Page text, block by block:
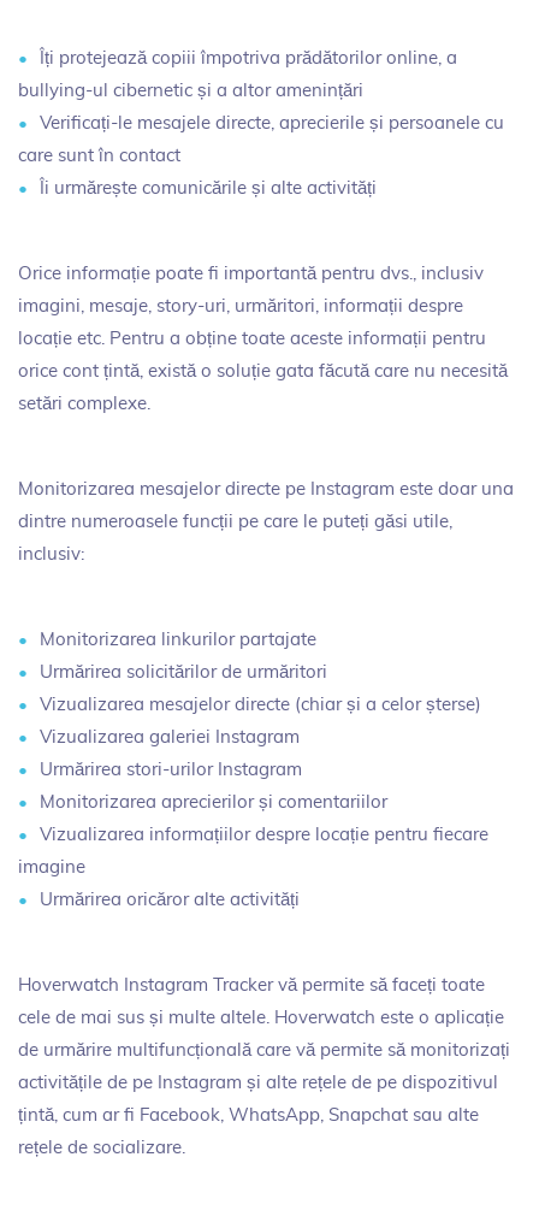
Îți protejează copiii împotriva prădătorilor online, a
bullying-ul cibernetic și a altor amenințări
Verificați-le mesajele directe, aprecierile și persoanele cu
care sunt în contact
Îi urmărește comunicările și alte activități
Orice informație poate fi importantă pentru dvs., inclusiv
imagini, mesaje, story-uri, urmăritori, informații despre
locație etc. Pentru a obține toate aceste informații pentru
orice cont țintă, există o soluție gata făcută care nu necesită
setări complexe.
Monitorizarea mesajelor directe pe Instagram este doar una
dintre numeroasele funcții pe care le puteți găsi utile,
inclusiv:
Monitorizarea linkurilor partajate
Urmărirea solicitărilor de urmăritori
Vizualizarea mesajelor directe (chiar și a celor șterse)
Vizualizarea galeriei Instagram
Urmărirea stori-urilor Instagram
Monitorizarea aprecierilor și comentariilor
Vizualizarea informațiilor despre locație pentru fiecare
imagine
Urmărirea oricăror alte activități
Hoverwatch Instagram Tracker vă permite să faceți toate
cele de mai sus și multe altele. Hoverwatch este o aplicație
de urmărire multifuncțională care vă permite să monitorizați
activitățile de pe Instagram și alte rețele de pe dispozitivul
țintă, cum ar fi Facebook, WhatsApp, Snapchat sau alte
rețele de socializare.